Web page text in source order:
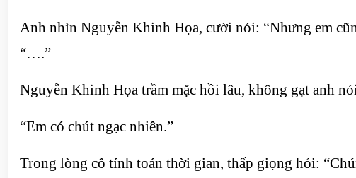
Anh nhìn Nguyễn Khinh Họa, cười nói: “Nhưng em
“….”
Nguyễn Khinh Họa trầm mặc hồi lâu, không gạt anh
“Em có chút ngạc nhiên.”
Trong lòng cô tính toán thời gian, thấp giọng hỏi: